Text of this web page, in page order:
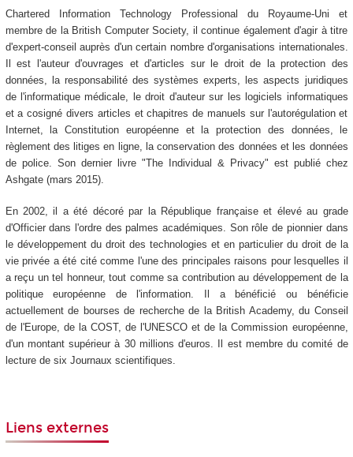
Chartered Information Technology Professional du Royaume-Uni et
membre de la British Computer Society, il continue également d'agir à titre
d'expert-conseil auprès d'un certain nombre d'organisations internationales.
Il est l'auteur d'ouvrages et d'articles sur le droit de la protection des
données, la responsabilité des systèmes experts, les aspects juridiques
de l'informatique médicale, le droit d'auteur sur les logiciels informatiques
et a cosigné divers articles et chapitres de manuels sur l'autorégulation et
Internet, la Constitution européenne et la protection des données, le
règlement des litiges en ligne, la conservation des données et les données
de police. Son dernier livre "The Individual & Privacy" est publié chez
Ashgate (mars 2015).
En 2002, il a été décoré par la République française et élevé au grade
d'Officier dans l'ordre des palmes académiques. Son rôle de pionnier dans
le développement du droit des technologies et en particulier du droit de la
vie privée a été cité comme l'une des principales raisons pour lesquelles il
a reçu un tel honneur, tout comme sa contribution au développement de la
politique européenne de l'information. Il a bénéficié ou bénéficie
actuellement de bourses de recherche de la British Academy, du Conseil
de l'Europe, de la COST, de l'UNESCO et de la Commission européenne,
d'un montant supérieur à 30 millions d'euros. Il est membre du comité de
lecture de six Journaux scientifiques.
Liens externes